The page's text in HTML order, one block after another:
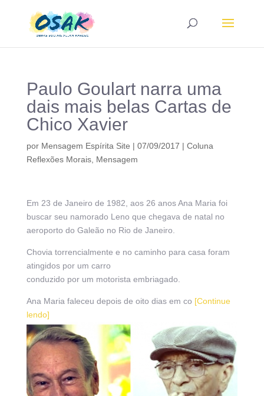
Paulo Goulart narra uma
dais mais belas Cartas de
Chico Xavier
por Mensagem Espírita Site | 07/09/2017 | Coluna
Reflexões Morais, Mensagem
Em 23 de Janeiro de 1982, aos 26 anos Ana Maria foi
buscar seu namorado Leno que chegava de natal no
aeroporto do Galeão no Rio de Janeiro.
Chovia torrencialmente e no caminho para casa foram
atingidos por um carro
conduzido por um motorista embriagado.
Ana Maria faleceu depois de oito dias em co [Continue
lendo]